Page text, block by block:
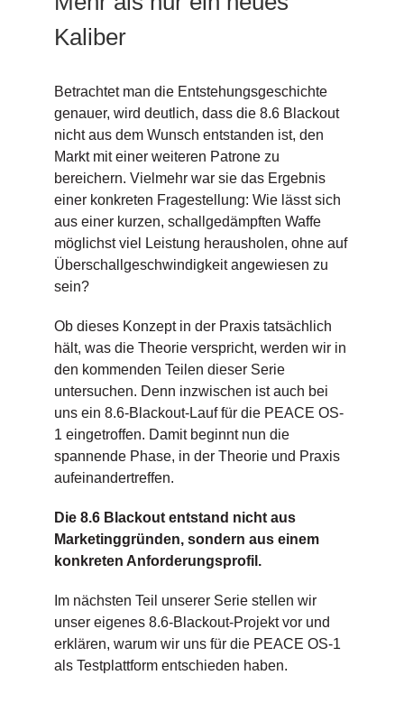
Kaliber
Betrachtet man die Entstehungsgeschichte
genauer, wird deutlich, dass die 8.6 Blackout
nicht aus dem Wunsch entstanden ist, den
Markt mit einer weiteren Patrone zu
bereichern. Vielmehr war sie das Ergebnis
einer konkreten Fragestellung: Wie lässt sich
aus einer kurzen, schallgedämpften Waffe
möglichst viel Leistung herausholen, ohne auf
Überschallgeschwindigkeit angewiesen zu
sein?
Ob dieses Konzept in der Praxis tatsächlich
hält, was die Theorie verspricht, werden wir in
den kommenden Teilen dieser Serie
untersuchen. Denn inzwischen ist auch bei
uns ein 8.6-Blackout-Lauf für die PEACE OS-
1 eingetroffen. Damit beginnt nun die
spannende Phase, in der Theorie und Praxis
aufeinandertreffen.
Die 8.6 Blackout entstand nicht aus
Marketinggründen, sondern aus einem
konkreten Anforderungsprofil.
Im nächsten Teil unserer Serie stellen wir
unser eigenes 8.6-Blackout-Projekt vor und
erklären, warum wir uns für die PEACE OS-1
als Testplattform entschieden haben.